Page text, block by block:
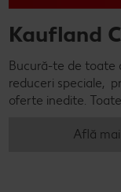
Kaufland
Bucură-te de toate
reduceri speciale,
oferte inedite.
Află